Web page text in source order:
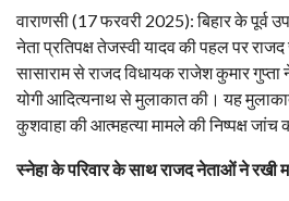
वाराणसी (17 फरवरी 2025): बिहार के पूर्व
नेता प्रतिपक्ष तेजस्वी यादव की पहल पर
सासाराम से राजद विधायक राजेश कुमार
योगी आदित्यनाथ से मुलाकात की। यह
कुशवाहा की आत्महत्या मामले की निष्पक्ष जांच
स्नेहा के परिवार के साथ राजद नेताओं ने रखी